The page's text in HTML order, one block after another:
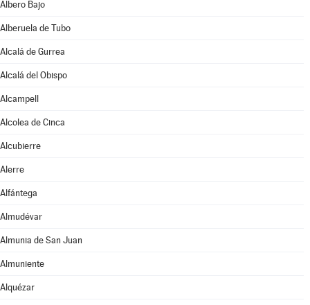
Albero Bajo
Alberuela de Tubo
Alcalá de Gurrea
Alcalá del Obispo
Alcampell
Alcolea de Cinca
Alcubierre
Alerre
Alfántega
Almudévar
Almunia de San Juan
Almuniente
Alquézar